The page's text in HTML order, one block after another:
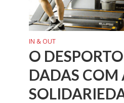
IN & OUT
O
DADAS COM